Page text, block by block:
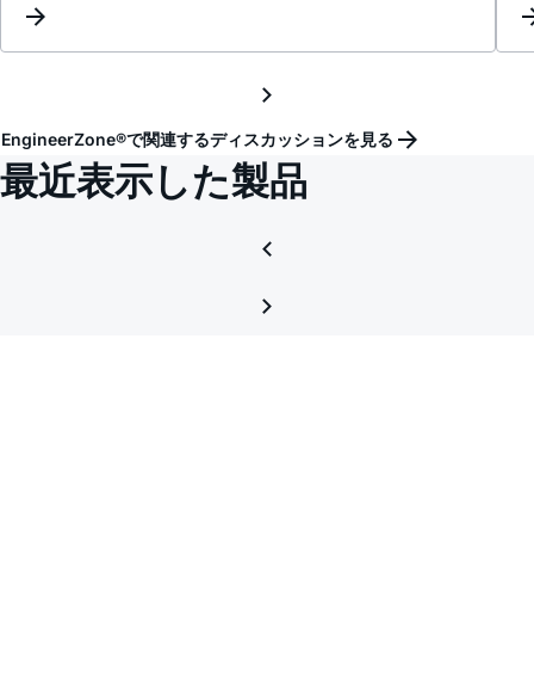
EngineerZone®で関連するディスカッションを見る
最近表示した製品